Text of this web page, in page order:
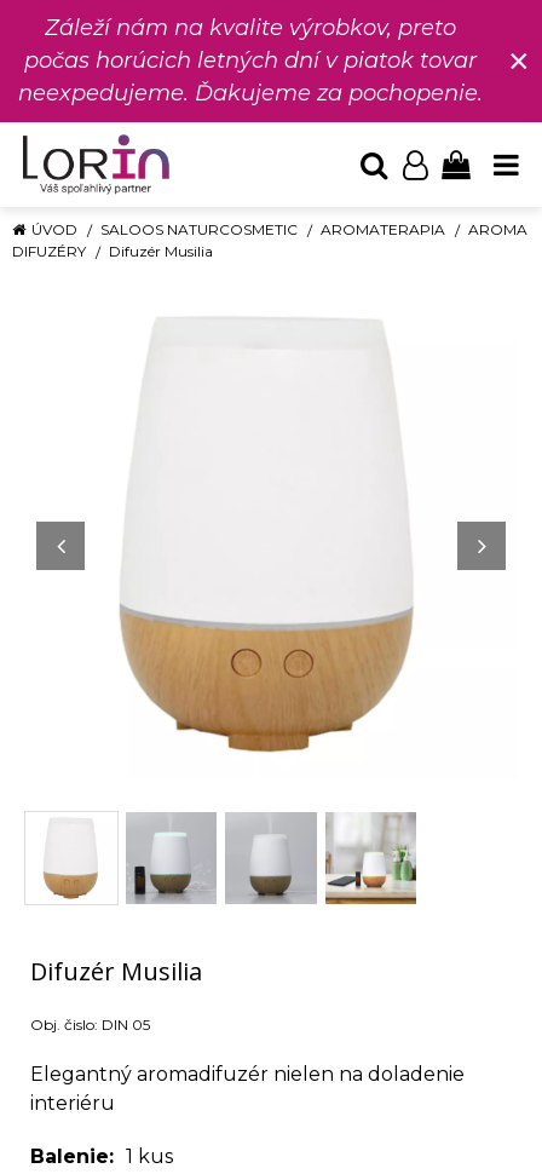
Záleží nám na kvalite výrobkov, preto
počas horúcich letných dní v piatok tovar
neexpedujeme. Ďakujeme za pochopenie.
×
ÚVOD SALOOS NATURCOSMETIC AROMATERAPIA
AROMA
DIFUZÉRY
Difuzér Musilia
Difuzér Musilia
Obj. čislo: DIN 05
Elegantný aromadifuzér nielen na doladenie
interiéru
Balenie 1 kus